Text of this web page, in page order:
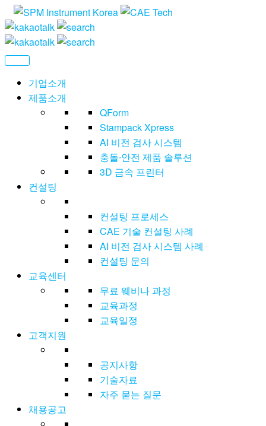
Skip
to
the
content
기업소개
제품소개
QForm
Stampack Xpress
AI 비전 검사 시스템
충돌∙안전 제품 솔루션
3D 금속 프린터
컨설팅
컨설팅 프로세스
CAE 기술 컨설팅 사례
AI 비전 검사 시스템 사례
컨설팅 문의
교육센터
무료 웨비나 과정
교육과정
교육일정
고객지원
공지사항
기술자료
자주 묻는 질문
채용공고